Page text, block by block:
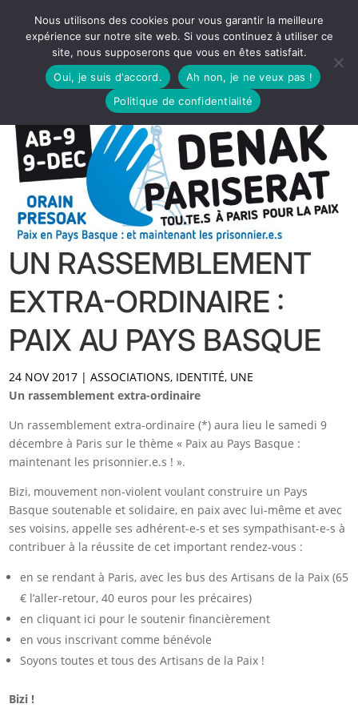
UN RASSEMBLEMENT
EXTRA-ORDINAIRE :
PAIX AU PAYS BASQUE
24 NOV 2017 |ASSOCIATIONS, IDENTITÉ, UNE
Un rassemblement extra-ordinaire
Un rassemblement extra-ordinaire (*) aura lieu le samedi 9
décembre à Paris sur le thème « Paix au Pays Basque :
maintenant les prisonnier.e.s ! ».
Bizi, mouvement non-violent voulant construire un Pays
Basque soutenable et solidaire, en paix avec lui-même et avec
ses voisins, appelle ses adhérent-e-s et ses sympathisant-e-s à
contribuer à la réussite de cet important rendez-vous :
en se rendant à Paris, avec les bus des Artisans de la Paix (65
€ l’aller-retour, 40 euros pour les précaires)
en cliquant ici pour le soutenir financièrement
en vous inscrivant comme bénévole
Soyons toutes et tous des Artisans de la Paix !
Bizi !
Nous utilisons des cookies pour vous garantir la meilleure
expérience sur notre site web. Si vous continuez à utiliser ce
site, nous supposerons que vous en êtes satisfait.
Oui, je suis d'accord.
Ah non, je ne veux pas !
Politique de confidentialité